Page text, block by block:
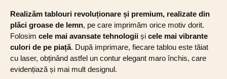
Realizăm tablouri revoluționare și premium, realizate din
plăci groase de lemn, pe care imprimăm orice motiv dorit.
Folosim cele mai avansate tehnologii și cele mai vibrante
culori de pe piață. După imprimare, fiecare tablou este tăiat
cu laser, obținând astfel un contur elegant maro închis, care
evidențiază și mai mult designul.